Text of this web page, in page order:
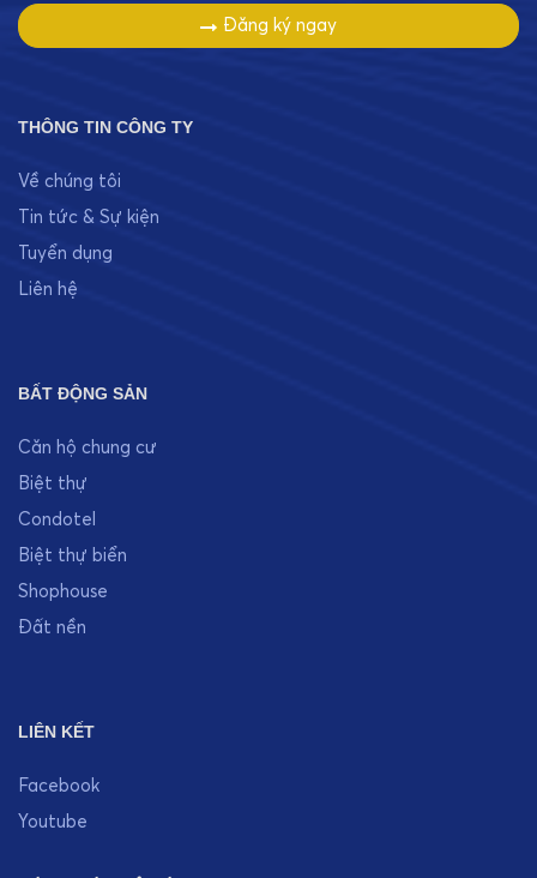
Đăng ký ngay
THÔNG TIN CÔNG TY
Về chúng tôi
Tin tức & Sự kiện
Tuyển dụng
Liên hệ
BẤT ĐỘNG SẢN
Căn hộ chung cư
Biệt thự
Condotel
Biệt thự biển
Shophouse
Đất nền
LIÊN KẾT
Facebook
Youtube